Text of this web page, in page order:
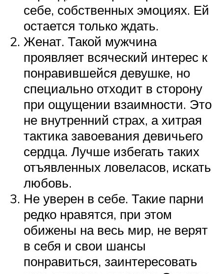
себе, собственных эмоциях. Ей
остается только ждать.
Женат. Такой мужчина
проявляет всяческий интерес к
понравившейся девушке, но
специально отходит в сторону
при ощущении взаимности. Это
не внутренний страх, а хитрая
тактика завоевания девичьего
сердца. Лучше избегать таких
отъявленных ловеласов, искать
любовь.
Не уверен в себе. Такие парни
редко нравятся, при этом
обижены на весь мир, не верят
в себя и свои шансы
понравиться, заинтересовать